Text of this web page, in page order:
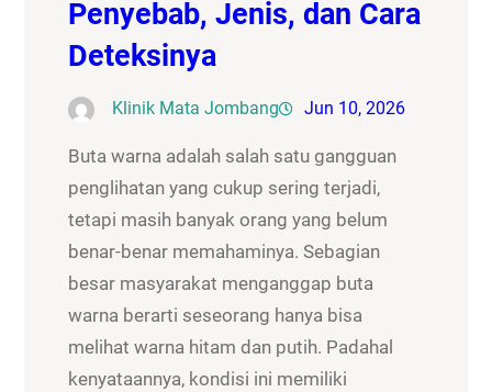
Penyebab, Jenis, dan Cara
Deteksinya
Klinik Mata Jombang Jun 10, 2026
Buta warna adalah salah satu gangguan
penglihatan yang cukup sering terjadi,
tetapi masih banyak orang yang belum
benar-benar memahaminya. Sebagian
besar masyarakat menganggap buta
warna berarti seseorang hanya bisa
melihat warna hitam dan putih. Padahal
kenyataannya, kondisi ini memiliki